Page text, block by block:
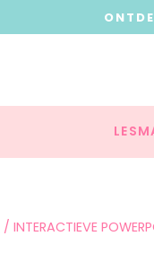
/ INTERACTIEVE